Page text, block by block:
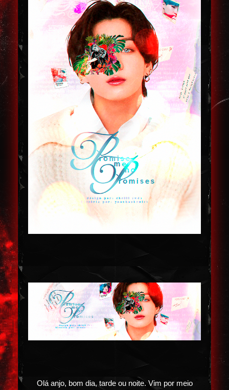
Olá anjo, bom dia, tarde ou noite. Vim por meio